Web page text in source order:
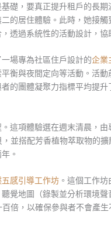
礎，要真正提升租戶的長
的居住體驗。此時，她接
透過系統性的活動設計，協
場專為社區住戶設計的企業
衡與夜間定向等活動。活
的團體凝聚力指標平均提
這項體驗選在週末清晨，
並搭配芳香植物萃取物的
。
感引導工作坊 。這個工作
覺地圖（錄製並分析環境
倍，以確保參與者不會產